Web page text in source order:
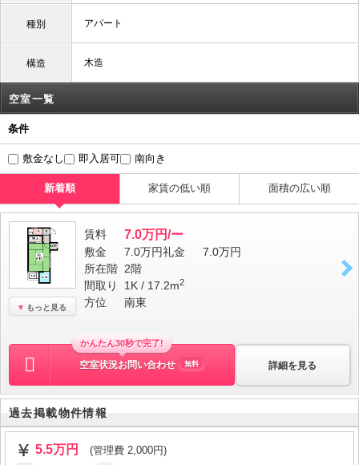
種別 アパート
構造 木造
空室一覧
条件
敷金なし 即入居可 南向き
新着順 家賃の低い順 面積の広い順
もっと見る
賃料 7.0万円/ー
敷金 7.0万円礼金
7.0万円
所在階 2階
間取り
1K / 17.2m2
方位 南東
詳細を見る
かんたん30秒で完了!
空室状況お問い合わせ 無料
過去掲載物件情報
5.5万円
(管理費 2,000円)